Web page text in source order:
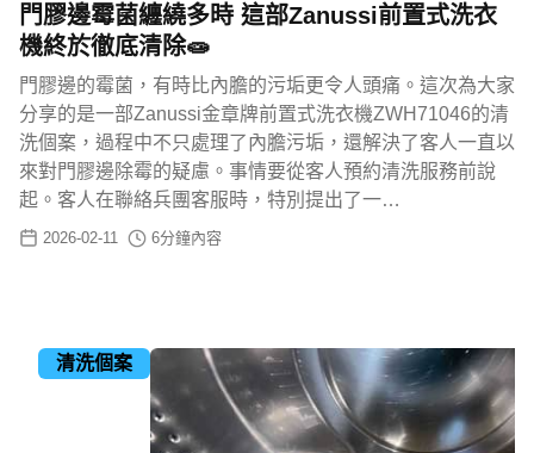
門膠邊霉菌纏繞多時 這部Zanussi前置式洗衣
機終於徹底清除🧫
門膠邊的霉菌，有時比內膽的污垢更令人頭痛。這次為大家
分享的是一部Zanussi金章牌前置式洗衣機ZWH71046的清
洗個案，過程中不只處理了內膽污垢，還解決了客人一直以
來對門膠邊除霉的疑慮。事情要從客人預約清洗服務前說
起。客人在聯絡兵團客服時，特別提出了一…
2026-02-11 6分鐘內容
清洗個案